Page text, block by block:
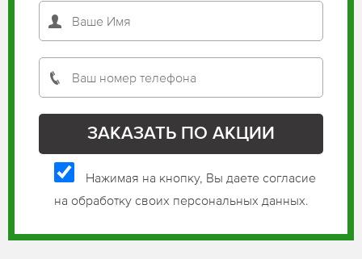
Нажимая на кнопку, Вы даете согласие
на обработку своих персональных данных.